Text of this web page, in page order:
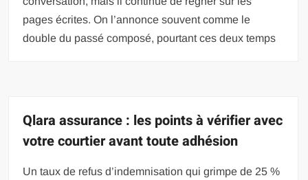
pages écrites. On l’annonce souvent comme le
double du passé composé, pourtant ces deux temps
Qlara assurance : les points à vérifier avec
votre courtier avant toute adhésion
Un taux de refus d’indemnisation qui grimpe de 25 %